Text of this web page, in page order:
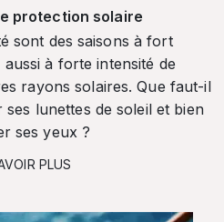
protection solaire
sont des saisons à fort
à forte intensité de
rayons solaires. Que faut-il
lunettes de soleil et bien
ses yeux ?
PLUS